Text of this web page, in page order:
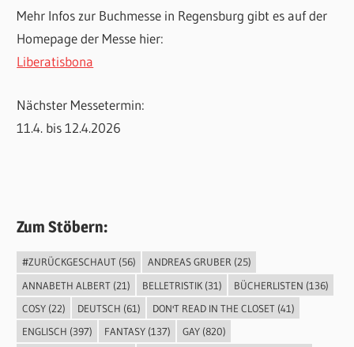
Mehr Infos zur Buchmesse in Regensburg gibt es auf der
Homepage der Messe hier:
Liberatisbona
Nächster Messetermin:
11.4. bis 12.4.2026
Zum Stöbern:
#ZURÜCKGESCHAUT(56) ANDREAS GRUBER(25)
ANNABETH ALBERT(21) BELLETRISTIK(31) BÜCHERLISTEN (136)
COSY(22) DEUTSCH (61) DON'T READ IN THE CLOSET(41)
ENGLISCH (397) FANTASY(137) GAY(820)